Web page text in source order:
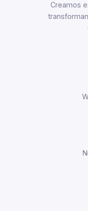
Creamos